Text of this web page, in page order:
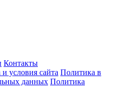
Контакты
условия сайта Политика в
данных Политика